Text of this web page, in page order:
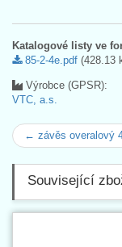
Katalogové listy ve
85-2-4e.pdf (428.13
Výrobce (GPSR):
VTC, a.s.
← závěs overalový
Související